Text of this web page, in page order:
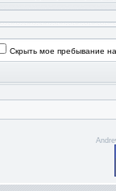
Скрыть мое пребывание